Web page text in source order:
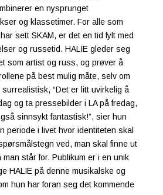
en nysprunget
og klassetimer. For alle som
sett SKAM, er det en tid fylt med
og russetid. HALIE gleder seg
som artist og russ, og prøver å
på best mulig måte, selv om
“Det er litt uvirkelig å
og ta pressebilder i LA på fredag,
sinnsykt fantastisk!”, sier hun
periode i livet hvor identiteten skal
ved, man skal finne ut
man står for. Publikum er i en unik
HALIE på denne musikalske og
hun har foran seg det kommende